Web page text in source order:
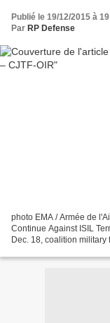
Publié le 19/12/2015 à
Par RP Defense
photo EMA / Armée de
Continue Against ISIL
Dec. 18, coalition military